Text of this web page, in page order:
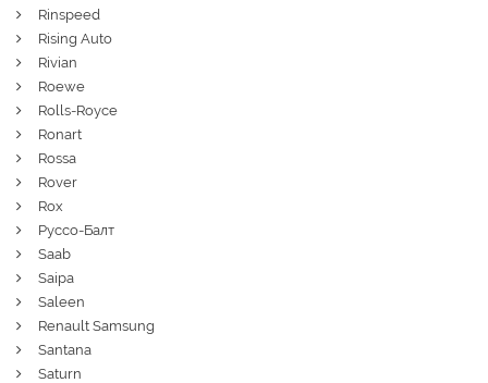
Rinspeed
Rising Auto
Rivian
Roewe
Rolls-Royce
Ronart
Rossa
Rover
Rox
Руссо-Балт
Saab
Saipa
Saleen
Renault Samsung
Santana
Saturn